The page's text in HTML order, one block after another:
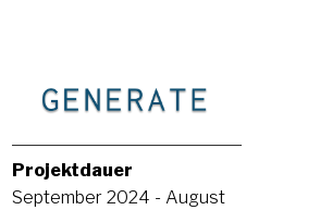
Projektdauer
September 2024 - August